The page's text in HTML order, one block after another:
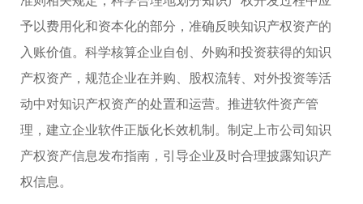
予以费用化和资本化的部分，准确反映知识产权资产的
入账价值。科学核算企业自创、外购和投资获得的知识
产权资产，规范企业在并购、股权流转、对外投资等活
动中对知识产权资产的处置和运营。推进软件资产管
理，建立企业软件正版化长效机制。制定上市公司知识
产权资产信息发布指南，引导企业及时合理披露知识产
权信息。